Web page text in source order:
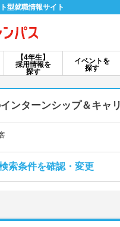
型就職情報サイト
【4年生】
採用情報を
探す
イベントを
探す
録 ログイ
会員ID・パスワードを忘れ
【4年生】
スカウト
ンターンシップ＆キャ
索条件を確認・変更